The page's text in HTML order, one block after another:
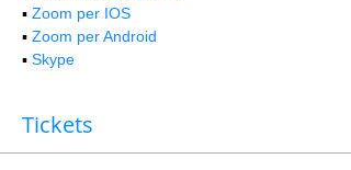
▪️ Zoom per IOS
▪️ Zoom per Android
▪️ Skype
Tickets